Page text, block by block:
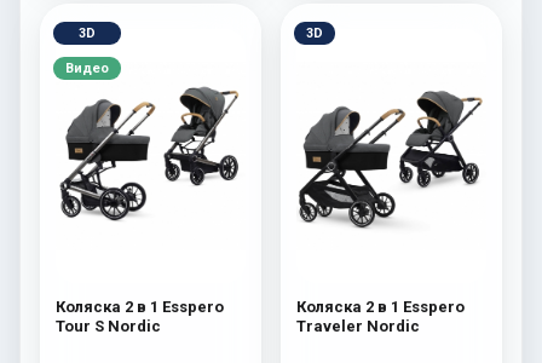
3D
Видео
Коляска 2 в 1 Esspero
Tour S Nordic
3D
Коляска 2 в 1 Esspero
Traveler Nordic